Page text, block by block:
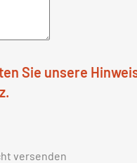
Sie unsere
versenden